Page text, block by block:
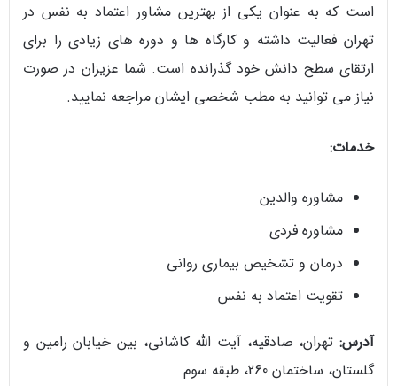
است که به عنوان یکی از بهترین مشاور اعتماد به نفس در
تهران فعالیت داشته و کارگاه ها و دوره های زیادی را برای
ارتقای سطح دانش خود گذرانده است. شما عزیزان در صورت
نیاز می توانید به مطب شخصی ایشان مراجعه نمایید.
خدمات:
مشاوره والدین
مشاوره فردی
درمان و تشخیص بیماری روانی
تقویت اعتماد به نفس
آدرس: تهران، صادقیه، آیت الله کاشانی، بین خیابان رامین و
گلستان، ساختمان 260، طبقه سوم